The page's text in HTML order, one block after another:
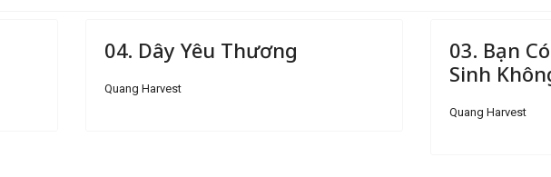
04. Dây Yêu Thương
Quang Harvest
03. Bạn
Sinh
Quang Harvest